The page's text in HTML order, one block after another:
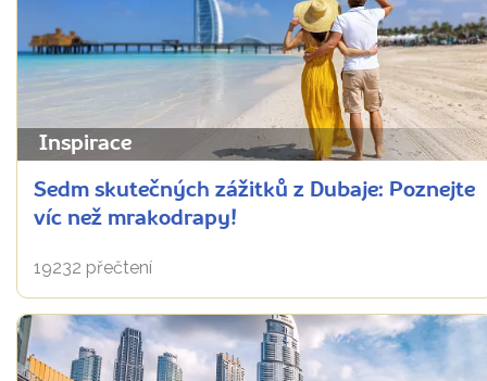
Inspirace
Sedm skutečných zážitků z Dubaje: Poznejte
víc než mrakodrapy!
19232 přečtení